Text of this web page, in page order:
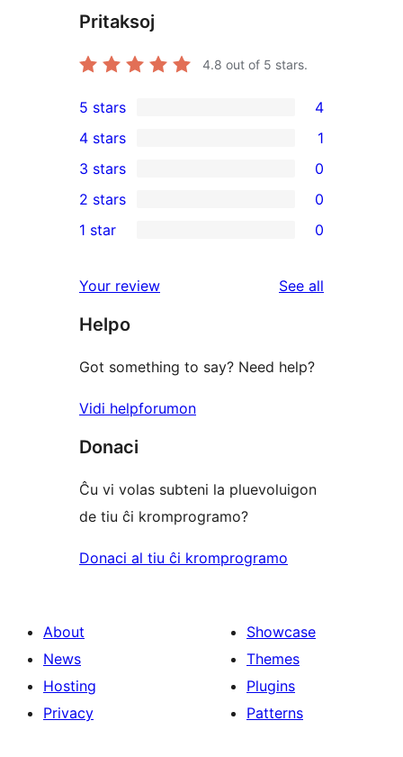
Pritaksoj
4.8 out of 5 stars.
4
5-
star
reviews
5 stars 4
4-
star
review
4 stars 1
0
3-
star
3 stars 0
2-
reviews
2 stars 0
star
reviews
1 star 0
Your review See all
Helpo
Got something to say? Need help?
Vidi helpforumon
Donaci
Ĉu vi volas subteni la pluevoluigon
de tiu ĉi kromprogramo?
Donaci al tiu ĉi kromprogramo
About
News
Hosting
Privacy
Showcase
Themes
Plugins
Patterns